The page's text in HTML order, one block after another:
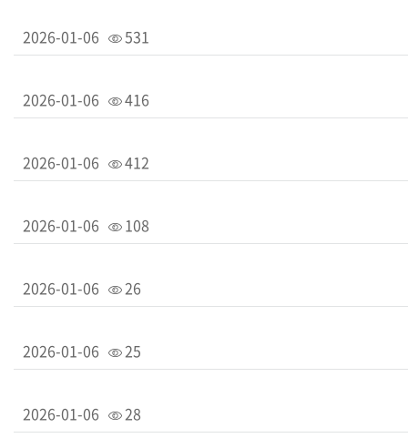
2026-01-06 531
2026-01-06 416
2026-01-06 412
2026-01-06 108
2026-01-06 26
2026-01-06 25
2026-01-06 28